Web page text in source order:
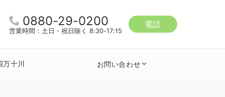
0880-29-0200
営業時間：土日・祝日除く 8:30-17:15
電話
万十川 お問い合わせ